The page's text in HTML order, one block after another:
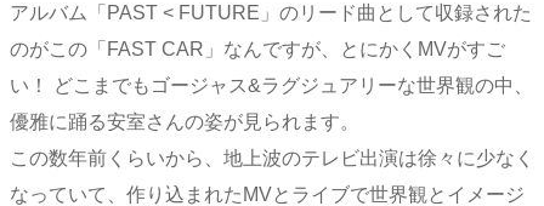
アルバム「PAST < FUTURE」のリード曲として収録された
のがこの「FAST CAR」なんですが、とにかくMVがすご
い！ どこまでもゴージャス&ラグジュアリーな世界観の中、
優雅に踊る安室さんの姿が見られます。
この数年前くらいから、地上波のテレビ出演は徐々に少なく
なっていて、作り込まれたMVとライブで世界観とイメージ